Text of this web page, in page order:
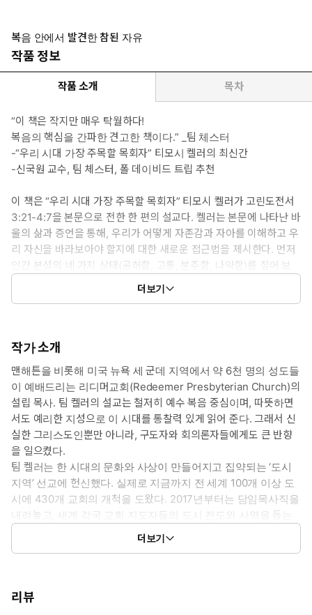
복음 안에서 발견한 참된 자유
작품 정보
작품 소개 목차
“이 책은 작지만 매우 탁월하다!
복음의 핵심을 간파한 견고한 책이다.” _팀 체스터
-“우리 시대 가장 주목할 목회자” 티모시 켈러의 최신간
-신국원 교수, 팀 체스터, 폴 데이비드 트립 추천
이 책은 “우리 시대 가장 주목할 목회자” 티모시 켈러가 고린도전서
3:21-4:7을 본문으로 전한 한 편의 설교다. 켈러는 본문에 나타난 바
울의 삶과 증언을 통해, 우리가 어떻게 자존감과 자아를 이해하고 우
리 자신을 바라보아야 할지에 대한 새로운 접근법을 제시한다. 먼저
인간 본성의 네 가지 상태(공허함, 고통, 분주함, 나약함)를 짚어 보
고, 복음이 어떻게 이런 인간의 삶을 변화시키는지 살펴본다. 바울은
자신을 “죄인 중의 괴수”로 여기지만, 놀랍게도 자기 확신으로 가득
으로부터 온전히 자유롭다. 바울이 이런 복된 자유를 누릴 수 있는
역설하듯이, 그가 예수 그리스도를 통해 이미 모든 평가와 판결을 받
았기 때문에 이 사실을 근거로 참된 자유를 누릴 수 있다고 말한다.
또한 우리도 바울처럼 궁극의 유일한 심판자이신 하나님의 “사랑받
는 아들”로서 온전한 자유와 기쁨을 누릴 수 있다고 강조하고 이를
독려한다. 작지만 복음의 핵심이 담긴, 켈러 특유의 깊고 강력한 설
교를 맛볼 수 있는 귀한 책이 될 것이다.
인간의 본성적 상태는 교만입니다. 지나치게 부풀어 올라 터지기 일
보 직전입니다. 하나님 없이 스스로 살아갈 수 있고, 하나님 외에도
삶의 목적을 삼을 만한 것이 있다는 환상으로 부풀어 있습니다. 그런
데 정작 그 속은 텅 비어 있습니다. 부풀어 있는 상태를 유지하려고
안간힘을 씁니다. 사람들의 인정과 관심을 얻으려고 늘 분주합니다.
그러나 이런 노력은 함정이요 속임수입니다. 이런 자아는 불안하고
더보기
작가 소개
맨해튼을 비롯해 미국 뉴욕 세 군데 지역에서 약 6천 명의 성도들
이 예배드리는 리디머교회(Redeemer Presbyterian Church)의
설립 목사. 팀 켈러의 설교는 철저히 예수 복음 중심이며, 따뜻하면
서도 예리한 지성으로 이 시대를 통찰력 있게 읽어 준다. 그래서 신
실한 그리스도인뿐만 아니라, 구도자와 회의론자들에게도 큰 반향
을 일으켰다.
팀 켈러는 한 시대의 문화와 사상이 만들어지고 집약되는 ‘도시
지역’ 선교에 헌신했다. 실제로 지금까지 전 세계 100개 이상 도
시에 430개 교회의 개척을 도왔다. 2017년부터는 담임목사직을
내려놓고, 세계 각국 교회 지도자들의 도시 전도와 사역을 돕는
단체인 CTC(City to City)에서 섬기고 있다.
펜실베이니아주에서 태어나 자랐고, 버크넬대학교(Bucknell
Seminary)에서 수학했다. 1984년부터는 5년간 모교인 웨스트민
더보기
리뷰